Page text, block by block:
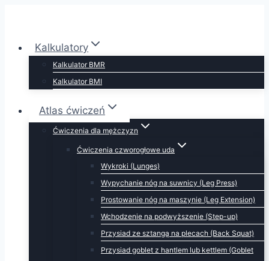
treści
Kalkulatory
Kalkulator BMR
Kalkulator BMI
Atlas ćwiczeń
Ćwiczenia dla mężczyzn
Ćwiczenia czworogłowe uda
Wykroki (Lunges)
Wypychanie nóg na suwnicy (Leg Press)
Prostowanie nóg na maszynie (Leg Extension)
Wchodzenie na podwyższenie (Step-up)
Przysiad ze sztangą na plecach (Back Squat)
Przysiad goblet z hantlem lub kettlem (Goblet